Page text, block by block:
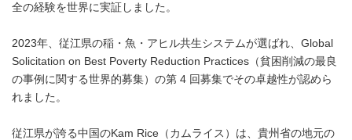
全の経験を世界に実証しました。
2023年、従江県の稲・魚・アヒル共生システムが選ばれ、Global
Solicitation on Best Poverty Reduction Practices（貧困削減の最良
の事例に関する世界的募集）の第 4 回募集でその卓越性が認めら
れました。
従江県が誇る中国のKam Rice（カムライス）は、貴州省の地元の